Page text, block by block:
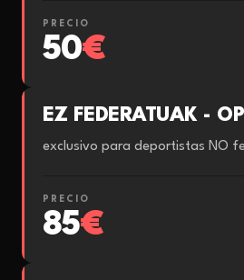
PRECIO
50€
EZ FEDERATUAK -
exclusivo para deportistas NO
PRECIO
85€